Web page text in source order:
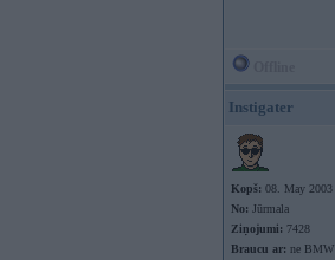
Instigater
Kopš: 08. May 2003
No: Jūrmala
Ziņojumi: 7428
Braucu ar: ne BMW